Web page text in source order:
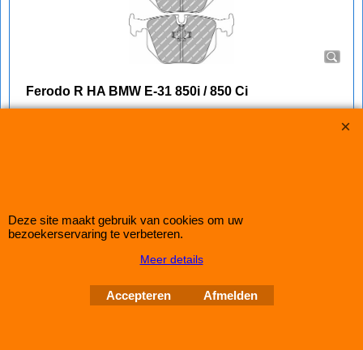
Ferodo R HA BMW E-31 850i / 850 Ci
IMPROMAXXL-Tec Shop 2026
Improve Tuning 28 jaar jong
Webwinkel gemaakt met
software.
Deze site maakt gebruik van cookies om uw
bezoekerservaring te verbeteren.
Meer details
Accepteren Afmelden